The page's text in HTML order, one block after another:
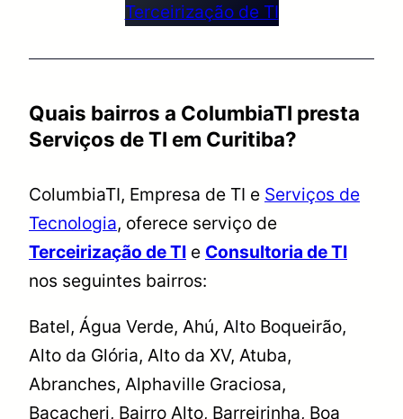
Terceirização de TI
Quais bairros a ColumbiaTI presta
Serviços de TI em Curitiba?
ColumbiaTI, Empresa de TI e Serviços de
Tecnologia, oferece serviço de
Terceirização de TI e Consultoria de TI
nos seguintes bairros:
Batel, Água Verde, Ahú, Alto Boqueirão,
Alto da Glória, Alto da XV, Atuba,
Abranches, Alphaville Graciosa,
Bacacheri, Bairro Alto, Barreirinha, Boa